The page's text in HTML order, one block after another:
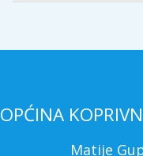
OPĆINA
Matije